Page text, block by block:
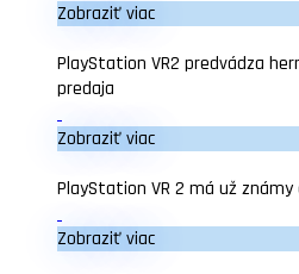
Zobraziť viac
PlayStation VR2 predvádza
predaja
Zobraziť viac
PlayStation VR 2 má už známy
Zobraziť viac